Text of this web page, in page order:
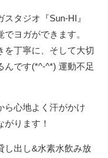
タジオ『Sun-HI』
ヨガができます。
を丁寧に、そして大切
んです(*^-^*) 運動不足
ら心地よく汗がかけ
ります！
し出し&水素水飲み放